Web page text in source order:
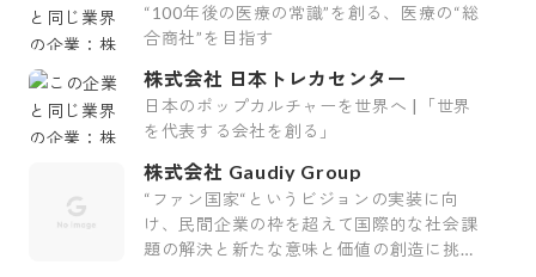
“100年後の医療の常識”を創る、医療の“総
合商社”を目指す
株式会社 日本トレカセンター
日本のポップカルチャーを世界へ |「世界
を代表する会社を創る」
株式会社 Gaudiy Group
“ファン国家“というビジョンの実装に向
け、民間企業の枠を超えて国際的な社会課
題の解決と新たな意味と価値の創造に挑む